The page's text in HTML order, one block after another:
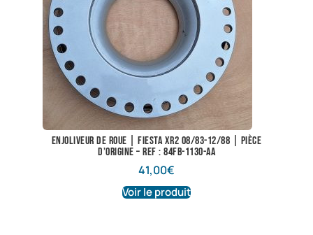
Enjoliveur de roue | Fiesta XR2 08/83-12/88 | Pièce
d’origine – Ref : 84FB-1130-AA
41,00€
Voir le produit